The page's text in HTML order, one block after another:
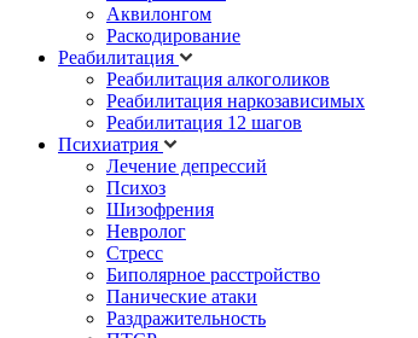
Аквилонгом
Раскодирование
Реабилитация
Реабилитация алкоголиков
Реабилитация наркозависимых
Реабилитация 12 шагов
Психиатрия
Лечение депрессий
Психоз
Шизофрения
Невролог
Стресс
Биполярное расстройство
Панические атаки
Раздражительность